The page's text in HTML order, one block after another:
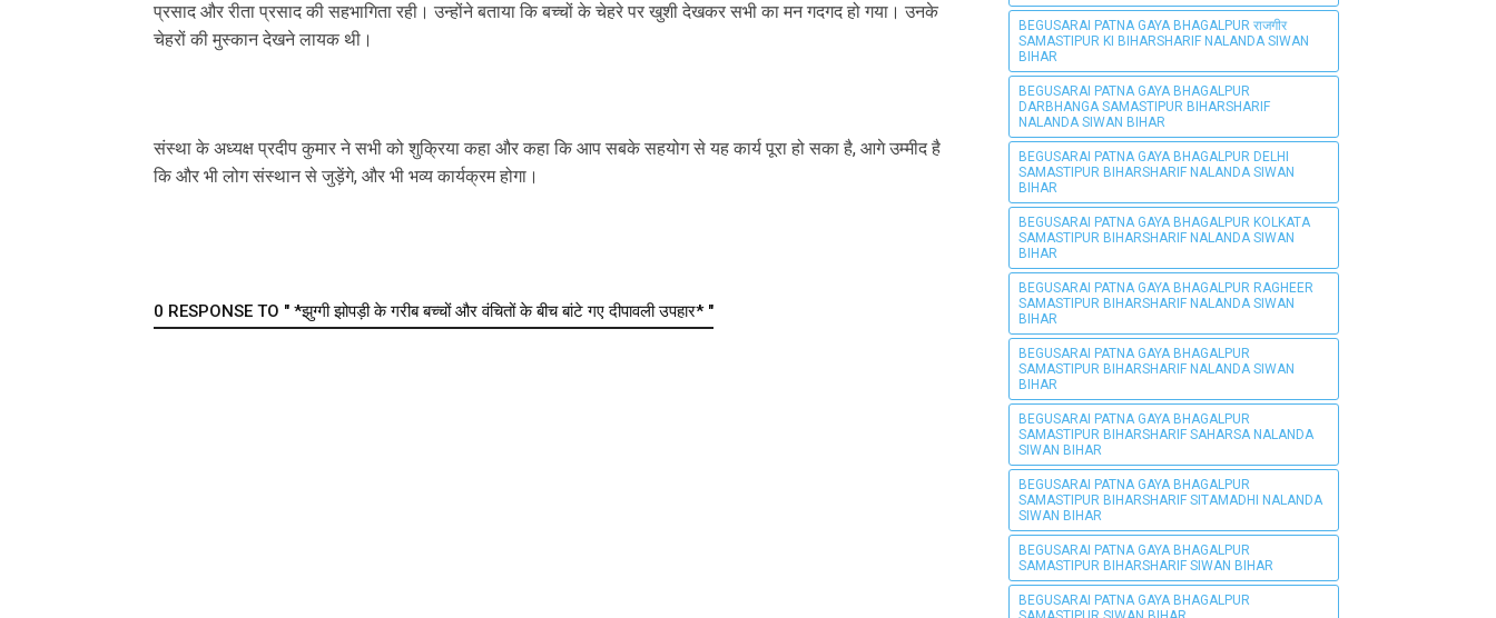
प्रसाद और रीता प्रसाद की सहभागिता रही। उन्होंने बताया कि बच्चों के चेहरे पर खुशी देखकर सभी का मन गदगद हो गया। उनके
चेहरों की मुस्कान देखने लायक थी।
संस्था के अध्यक्ष प्रदीप कुमार ने सभी को शुक्रिया कहा और कहा कि आप सबके सहयोग से यह कार्य पूरा हो सका है, आगे उम्मीद है
कि और भी लोग संस्थान से जुड़ेंगे, और भी भव्य कार्यक्रम होगा।
0 RESPONSE TO " *झुग्गी झोपड़ी के गरीब बच्चों और वंचितों के बीच बांटे गए दीपावली उपहार* "
BEGUSARAI PATNA GAYA BHAGALPUR राजगीर
SAMASTIPUR KI BIHARSHARIF NALANDA SIWAN
BIHAR
BEGUSARAI PATNA GAYA BHAGALPUR
DARBHANGA SAMASTIPUR BIHARSHARIF
NALANDA SIWAN BIHAR
BEGUSARAI PATNA GAYA BHAGALPUR DELHI
SAMASTIPUR BIHARSHARIF NALANDA SIWAN
BIHAR
BEGUSARAI PATNA GAYA BHAGALPUR KOLKATA
SAMASTIPUR BIHARSHARIF NALANDA SIWAN
BIHAR
BEGUSARAI PATNA GAYA BHAGALPUR RAGHEER
SAMASTIPUR BIHARSHARIF NALANDA SIWAN
BIHAR
BEGUSARAI PATNA GAYA BHAGALPUR
SAMASTIPUR BIHARSHARIF NALANDA SIWAN
BIHAR
BEGUSARAI PATNA GAYA BHAGALPUR
SAMASTIPUR BIHARSHARIF SAHARSA NALANDA
SIWAN BIHAR
BEGUSARAI PATNA GAYA BHAGALPUR
SAMASTIPUR BIHARSHARIF SITAMADHI NALANDA
SIWAN BIHAR
BEGUSARAI PATNA GAYA BHAGALPUR
SAMASTIPUR BIHARSHARIF SIWAN BIHAR
BEGUSARAI PATNA GAYA BHAGALPUR